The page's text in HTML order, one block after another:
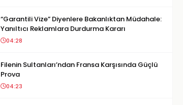
“Garantili Vize” Diyenlere Bakanlıktan Müdahale:
Yanıltıcı Reklamlara Durdurma Kararı
04:28
Filenin Sultanları’ndan Fransa Karşısında Güçlü
Prova
04:23